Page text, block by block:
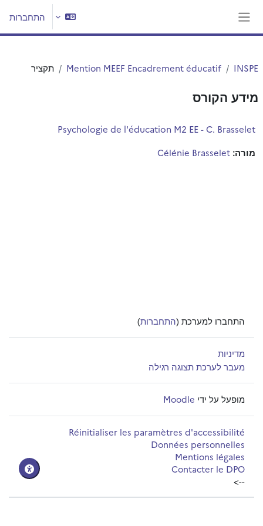
התחברות
INSPE
Mention MEEF Encadrement éducatif תקציר
מידע הקורס
Psychologie de l'éducation M2 EE - C. Brasselet
מורה: Célénie Brasselet
התחברו למערכת (התחברות)
מדיניות
מעבר לערכת תצוגה רגילה
מופעל על ידי Moodle
Réinitialiser les paramètres d'accessibilité
Données personnelles
Mentions légales
Contacter le DPO
-->